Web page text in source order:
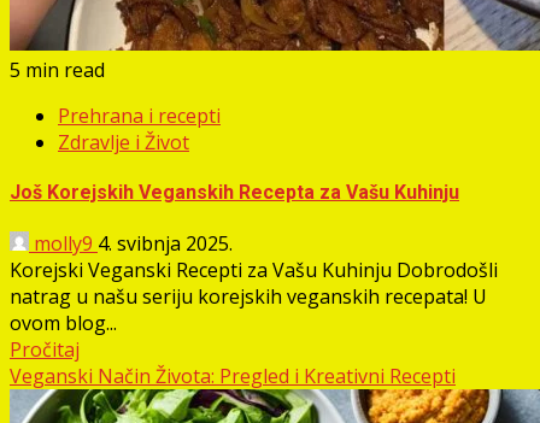
5 min read
Prehrana i recepti
Zdravlje i Život
Još Korejskih Veganskih Recepta za Vašu Kuhinju
molly9 4. svibnja 2025.
Korejski Veganski Recepti za Vašu Kuhinju Dobrodošli
natrag u našu seriju korejskih veganskih recepata! U
ovom blog...
Pročitaj
Veganski Način Života: Pregled i Kreativni Recepti